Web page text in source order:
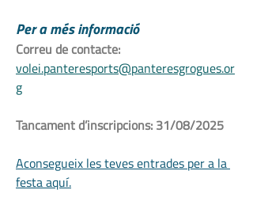
Per a més informació
Correu de contacte:
volei.panteresports@panteresgrogues.or
g
Tancament d’inscripcions: 31/08/2025
Aconsegueix les teves entrades per a la
festa aquí.